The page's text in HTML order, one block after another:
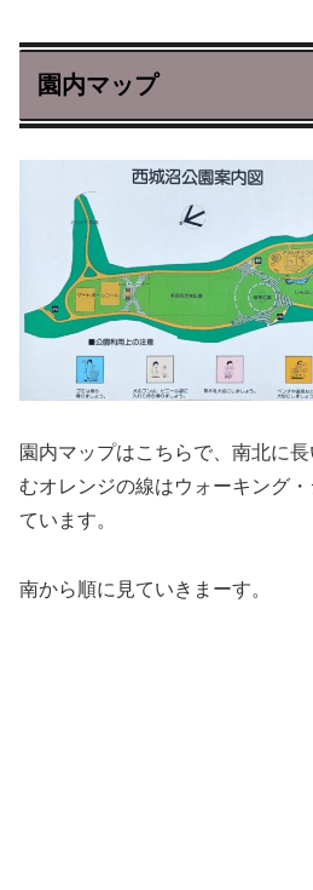
園内マップ
園内マップはこちらで、南北に
むオレンジの線はウォーキング
ています。
南から順に見ていきまーす。